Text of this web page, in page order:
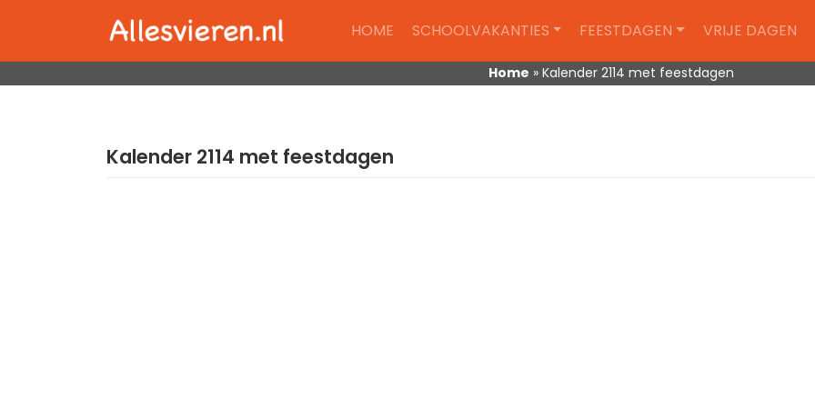
HOME SCHOOLVAKANTIES FEESTDAGEN VRIJE DAGEN
Home » Kalender 2114 met feestdagen
Kalender 2114 met feestdagen